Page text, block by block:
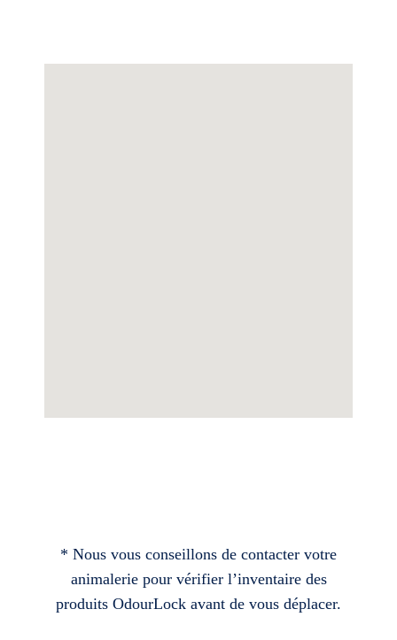
* Nous vous conseillons de contacter votre
animalerie pour vérifier l’inventaire des
produits OdourLock avant de vous déplacer.